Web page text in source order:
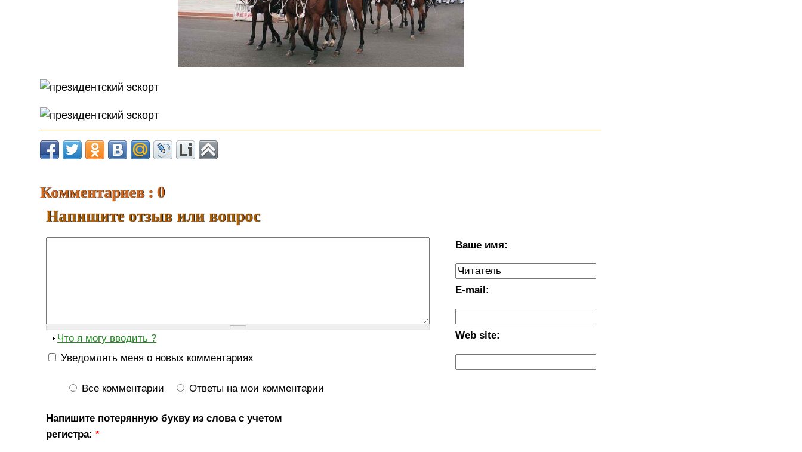
Комментариев : 0
Напишите отзыв или вопрос
Ваше имя:
E-mail:
Web site:
Что я могу вводить ?
Уведомлять меня о новых комментариях
Все комментарии Ответы на мои комментарии
Напишите потерянную букву из слова с учетом
регистра:*